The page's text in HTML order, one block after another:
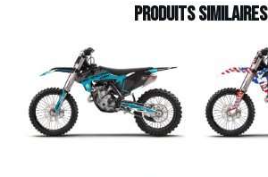
Produits similaires